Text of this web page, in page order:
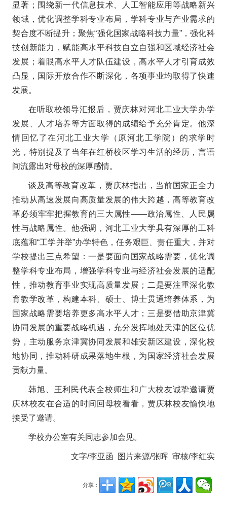
显著；围绕新一代信息技术、人工智能应用等战略新兴
领域，优化调整学科专业布局，学科专业与产业需求的
契合度不断提升；聚焦“强化国家战略科技力量”，强化科
技创新能力，赋能高水平科技自立自强和区域经济社会
发展；着眼高水平人才队伍建设，高水平人才引育成效
凸显，国际开放合作不断深化，各项事业均取得了快速
发展。
在听取校领导汇报后，贾庆林对河北工业大学办学
发展、人才培养等方面取得的成绩给予充分肯定。他深
情回忆了在河北工业大学（原河北工学院）的求学时
光，特别提及了当年在红桥校区学习生活的经历，言语
间流露出对母校的深厚感情。
谈及高等教育改革，贾庆林指出，当前国家正全力
推动从高速发展向高质量发展的伟大跨越，高等教育改
革必须牢牢把握教育的三大属性——政治属性、人民属
性与战略属性。他强调，河北工业大学具有深厚的工科
底蕴和“工学并举”办学特色，任务艰巨、责任重大，并对
学校提出三点希望：一是要面向国家战略需要，优化调
整学科专业布局，增强学科专业与经济社会发展的适配
性，推动教育事业实现高质量发展；二是要注重深化教
育教学改革，构建本科、硕士、博士贯通培养体系，为
国家战略需要培养更多高水平人才；三是要借助京津冀
协同发展的重要战略机遇，充分发挥地处天津的区位优
势，主动服务京津冀协同发展和雄安新区建设，深化校
地协同，推动科研成果落地生根，为国家经济社会发展
贡献力量。
韩旭、王利民代表全校师生和广大校友诚挚邀请贾
庆林校友在合适的时间回母校看看，贾庆林校友愉快地
接受了邀请。
学校办公室有关同志参加会见。
文字/李亚函 图片来源/张晖 审核/李红实
分享：